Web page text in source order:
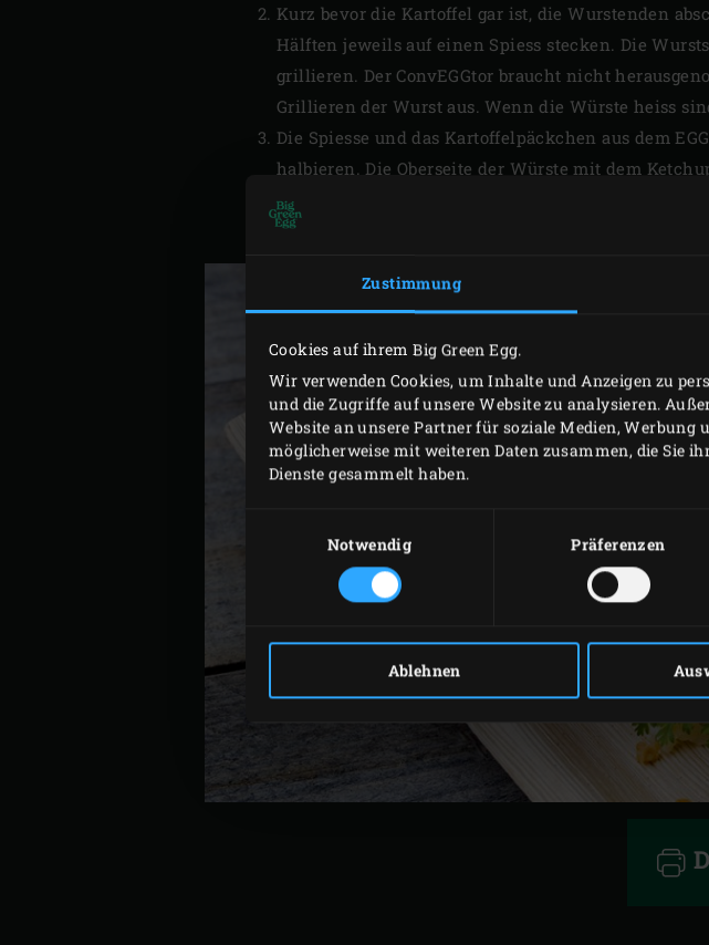
Zustimmung
Cookies auf ihrem Big Green Egg.
Wir verwenden Cookies, um Inhalte und Anzeigen zu
und die Zugriffe auf unsere Website zu analysieren.
Website an unsere Partner für soziale Medien,
möglicherweise mit weiteren Daten zusammen, die Sie
Dienste gesammelt haben.
Notwendig
Präferenzen
Ablehnen
Kurz bevor die Kartoffel gar ist, die Wurstenden
Hälften jeweils auf einen Spiess stecken. Die
grillieren. Der ConvEGGtor braucht nicht
Grillieren der Wurst aus. Wenn die Würste heiss
Die Spiesse und das Kartoffelpäckchen aus dem
halbieren. Die Oberseite der Würste mit dem
Kartoffel(n) stecken. Den Frischkäse-Dipp darauf
einen Wurstspiess legen, ein wenig von der